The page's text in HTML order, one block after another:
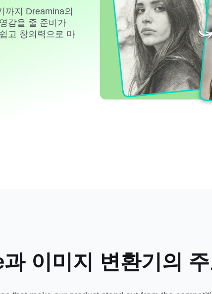
까지 Dreamina의
감을 줄 준비가
고 창의력으로 마
이미지 변환기의